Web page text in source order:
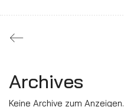
Archives
Keine Archive zum Anzeigen.